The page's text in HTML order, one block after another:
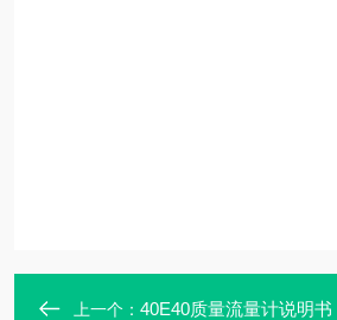
上一个： 40E40质量流量计说明书